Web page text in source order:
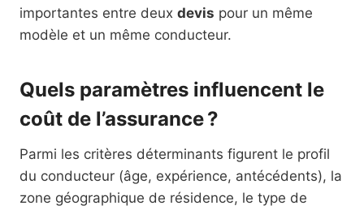
importantes entre deux devis pour un même
modèle et un même conducteur.
Quels paramètres influencent le
coût de l’assurance ?
Parmi les critères déterminants figurent le profil
du conducteur (âge, expérience, antécédents), la
zone géographique de résidence, le type de